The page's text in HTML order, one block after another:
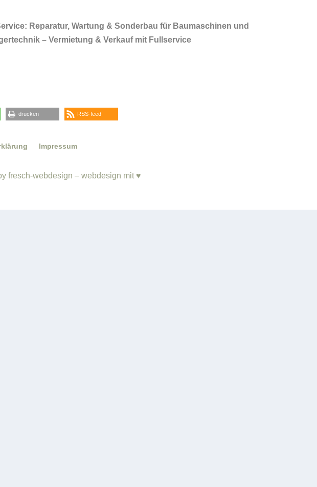
Reparatur, Wartung & Sonderbau für Baumaschinen und
– Vermietung & Verkauf mit Fullservice
drucken RSS-feed
Impressum
fresch-webdesign – webdesign mit ♥